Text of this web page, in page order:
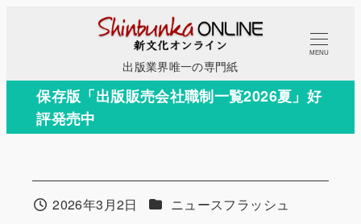
コ
テ
出版業界唯一の専門紙
MENU
保存版「出版販売会社職制一覧2026夏」好
評発売中
投稿日2026年3月2日 カテゴリー
ニュースフラッシュ